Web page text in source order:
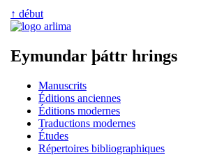
↑ début
Eymundar þáttr hrings
Manuscrits
Éditions anciennes
Éditions modernes
Traductions modernes
Études
Répertoires bibliographiques